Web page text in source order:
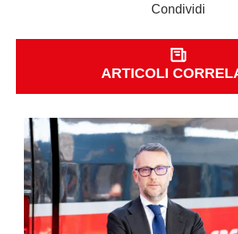
Condividi
ARTICOLI